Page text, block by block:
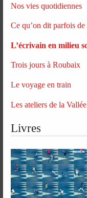
Nos vies quotidiennes
Ce qu’on dit parfois
L’écrivain en milieu
Trois jours à Roubaix
Le voyage en train
Les ateliers de la
Livres